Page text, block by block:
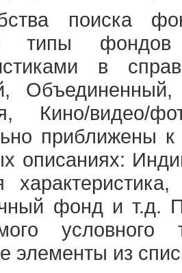
поиска
типы
в
Кино/
приближены
описаниях:
фонд и т.д.
элементы из